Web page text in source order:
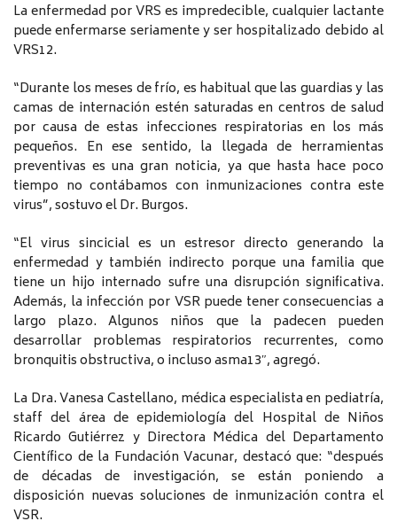
La enfermedad por VRS es impredecible, cualquier lactante
puede enfermarse seriamente y ser hospitalizado debido al
VRS12.
“Durante los meses de frío, es habitual que las guardias y las
camas de internación estén saturadas en centros de salud
por causa de estas infecciones respiratorias en los más
pequeños. En ese sentido, la llegada de herramientas
preventivas es una gran noticia, ya que hasta hace poco
tiempo no contábamos con inmunizaciones contra este
virus”, sostuvo el Dr. Burgos.
“El virus sincicial es un estresor directo generando la
enfermedad y también indirecto porque una familia que
tiene un hijo internado sufre una disrupción significativa.
Además, la infección por VSR puede tener consecuencias a
largo plazo. Algunos niños que la padecen pueden
desarrollar problemas respiratorios recurrentes, como
bronquitis obstructiva, o incluso asma13″, agregó.
La Dra. Vanesa Castellano, médica especialista en pediatría,
staff del área de epidemiología del Hospital de Niños
Ricardo Gutiérrez y Directora Médica del Departamento
Científico de la Fundación Vacunar, destacó que: “después
de décadas de investigación, se están poniendo a
disposición nuevas soluciones de inmunización contra el
VSR.